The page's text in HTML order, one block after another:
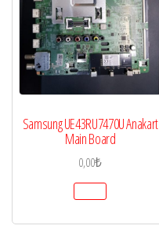
Samsung UE43RU7470U Anakart
Main Board
0,00₺